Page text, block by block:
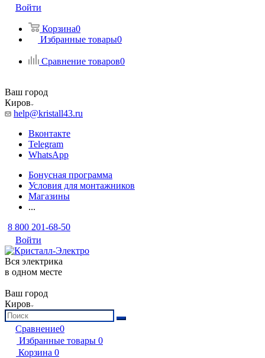
Войти
Корзина0
Избранные товары0
Сравнение товаров0
Ваш город
Киров
help@kristall43.ru
Вконтакте
Telegram
WhatsApp
Бонусная программа
Условия для монтажников
Магазины
...
8 800 201-68-50
Войти
Вся электрика
в одном месте
Ваш город
Киров
Сравнение0
Избранные товары 0
Корзина 0